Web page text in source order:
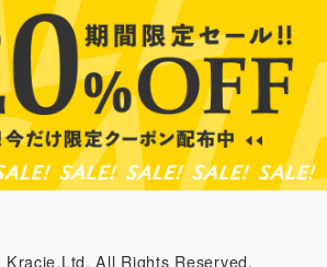
づく表示
アポリシー
規約
All Rights Reserved.